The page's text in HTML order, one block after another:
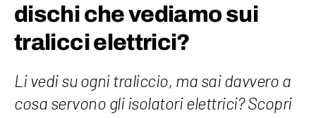
dischi che vediamo sui
tralicci elettrici?
Li vedi su ogni traliccio, ma sai davvero a
cosa servono gli isolatori elettrici? Scopri